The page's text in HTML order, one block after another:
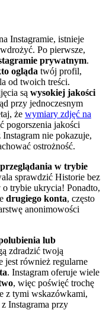
Instagramie, istnieje
Po pierwsze,
prywatnym.
ogląda twój profil,
od twoich treści.
są wysokiej jakości
przy jednoczesnym
że wymiary zdjęć na
pogorszenia jakości
Instagram nie pokazuje,
ostrożność.
przeglądania w trybie
sprawdzić Historie bez
trybie ukrycia! Ponadto,
drugiego konta, często
anonimowości
lub
zdradzić twoją
jest również regularne
. Instagram oferuje wiele
, więc poświęć trochę
z tymi wskazówkami,
Instagrama przy